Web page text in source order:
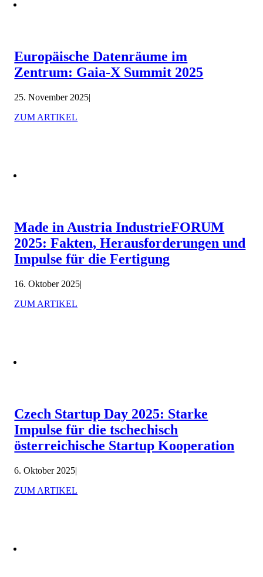
Europäische Datenräume im
Zentrum: Gaia-X Summit 2025
25. November 2025|
ZUM ARTIKEL
Made in Austria IndustrieFORUM
2025: Fakten, Herausforderungen und
Impulse für die Fertigung
16. Oktober 2025|
ZUM ARTIKEL
Czech Startup Day 2025: Starke
Impulse für die tschechisch
österreichische Startup Kooperation
6. Oktober 2025|
ZUM ARTIKEL